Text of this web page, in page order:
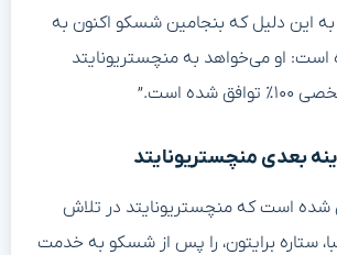
این دلیل که بنجامین شسکو اکنون به
او می‌خواهد به منچستریونایتد
است.”
بعدی منچستریونایتد
است که منچستریونایتد در تلاش
ستاره برایتون، را پس از شسکو به خدمت